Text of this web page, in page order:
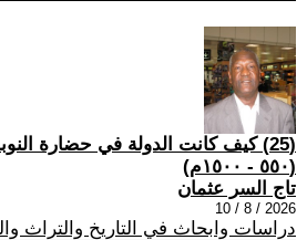
(25) كيف كانت الدولة في حضارة
(٥٥٠ - ١٥٠٠م)
تاج السر عثمان
2026 / 8 / 10
دراسات وابحاث في التاريخ والتراث